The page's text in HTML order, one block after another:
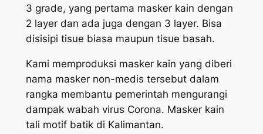
3 grade, yang pertama masker kain dengan
2 layer dan ada juga dengan 3 layer. Bisa
disisipi tisue biasa maupun tisue basah.
Kami memproduksi masker kain yang diberi
nama masker non-medis tersebut dalam
rangka membantu pemerintah mengurangi
dampak wabah virus Corona. Masker kain
tali motif batik di Kalimantan.